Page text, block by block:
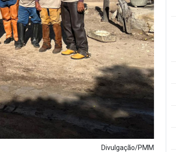
Divulgação/PMM